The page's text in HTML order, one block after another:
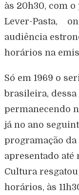
às 20h30, com
Lever-Pasta,
audiência
horários na
Só em 1969 o
brasileira, dessa
permanecendo
já no ano
programação da
apresentado até
Cultura
horários, às